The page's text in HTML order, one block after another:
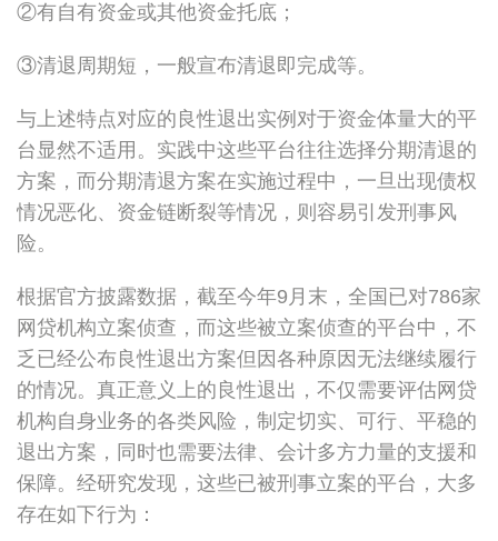
②有自有资金或其他资金托底；
③清退周期短，一般宣布清退即完成等。
与上述特点对应的良性退出实例对于资金体量大的平
台显然不适用。实践中这些平台往往选择分期清退的
方案，而分期清退方案在实施过程中，一旦出现债权
情况恶化、资金链断裂等情况，则容易引发刑事风
险。
根据官方披露数据，截至今年9月末，全国已对786家
网贷机构立案侦查，而这些被立案侦查的平台中，不
乏已经公布良性退出方案但因各种原因无法继续履行
的情况。真正意义上的良性退出，不仅需要评估网贷
机构自身业务的各类风险，制定切实、可行、平稳的
退出方案，同时也需要法律、会计多方力量的支援和
保障。经研究发现，这些已被刑事立案的平台，大多
存在如下行为：